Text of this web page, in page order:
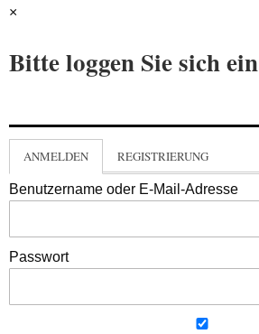
×
Bitte loggen Sie sich ein
ANMELDEN REGISTRIERUNG
Benutzername oder E-Mail-Adresse
Passwort